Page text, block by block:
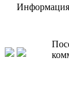
Информация